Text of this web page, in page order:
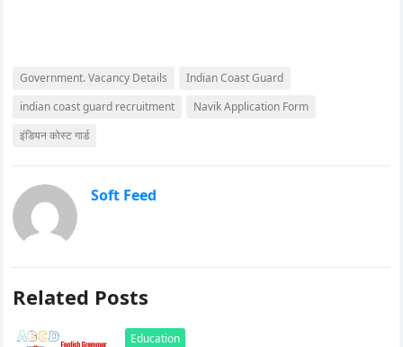
Government. Vacancy Details
Indian Coast Guard
indian coast guard recruitment
Navik Application Form
इंडियन कोस्ट गार्ड
Soft Feed
Related Posts
Education